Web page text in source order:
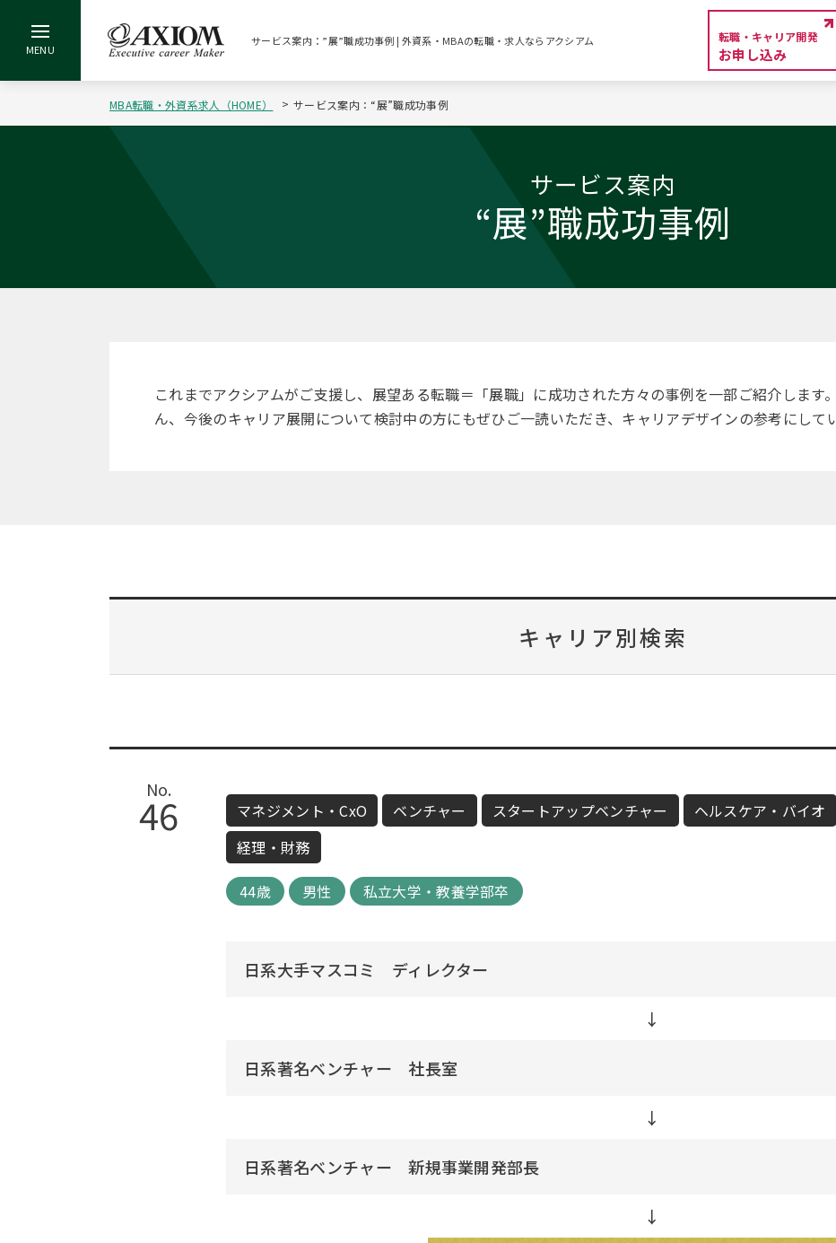
サービス案内：”展”職成功事例 | 外資系・MBAの転職・求人ならアクシアム 転職・キャリア開発
お申し込み
MBA転職・外資系求人（HOME） サービス案内：“展”職成功事例
サービス案内
“展”職成功事例
これまでアクシアムがご支援し、展望ある転職＝「展職」に成功された方々の事例を一部ご紹介します
ん、今後のキャリア展開について検討中の方にもぜひご一読いただき、キャリアデザインの参考にして
キャリア別検索
No.
46 マネジメント・CxO ベンチャー スタートアップベンチャー ヘルスケア・バイオ
経理・財務
44歳 男性 私立大学・教養学部卒
日系大手マスコミ ディレクター
↓
日系著名ベンチャー 社長室
↓
日系著名ベンチャー 新規事業開発部長
↓